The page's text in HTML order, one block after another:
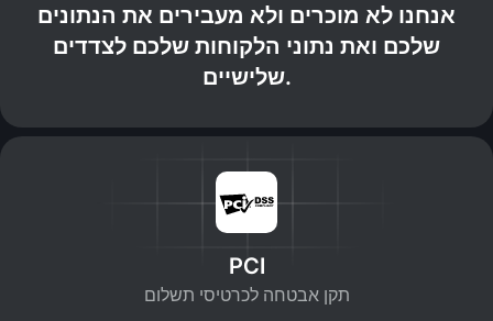
אנחנו לא מוכרים ולא מעבירים את הנתונים
שלכם ואת נתוני הלקוחות שלכם לצדדים
שלישיים.
PCI
תקן אבטחה לכרטיסי תשלום